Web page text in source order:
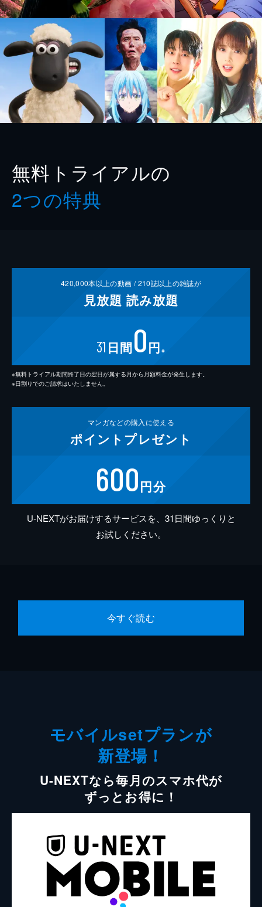
無料トライアルの
2つの特典
420,000本以上の動画 /210誌以上の雑誌が
見放題 読み放題
31 日間0円 ※
※無料トライアル期間終了日の翌日が属する月から月額料金が発生します。
※日割りでのご請求はいたしません。
マンガなどの購入に使える
ポイント プレゼント
600円分
U-NEXTがお届けするサービスを、31日間ゆっくりと
お試しください。
今すぐ読む
モバイルsetプランが
新登場！
U-NEXTなら毎月のスマホ代が
ずっとお得に！